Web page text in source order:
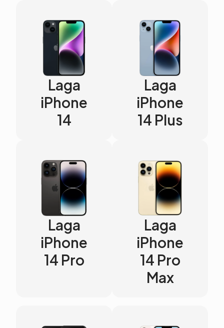
Laga
iPhone
14
Laga
iPhone
14 Plus
Laga
iPhone
14 Pro
Laga
iPhone
14 Pro
Max